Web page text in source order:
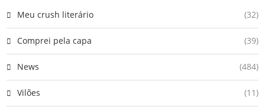
Meu crush literário (32)
Comprei pela capa (39)
News (484)
Vilões (11)